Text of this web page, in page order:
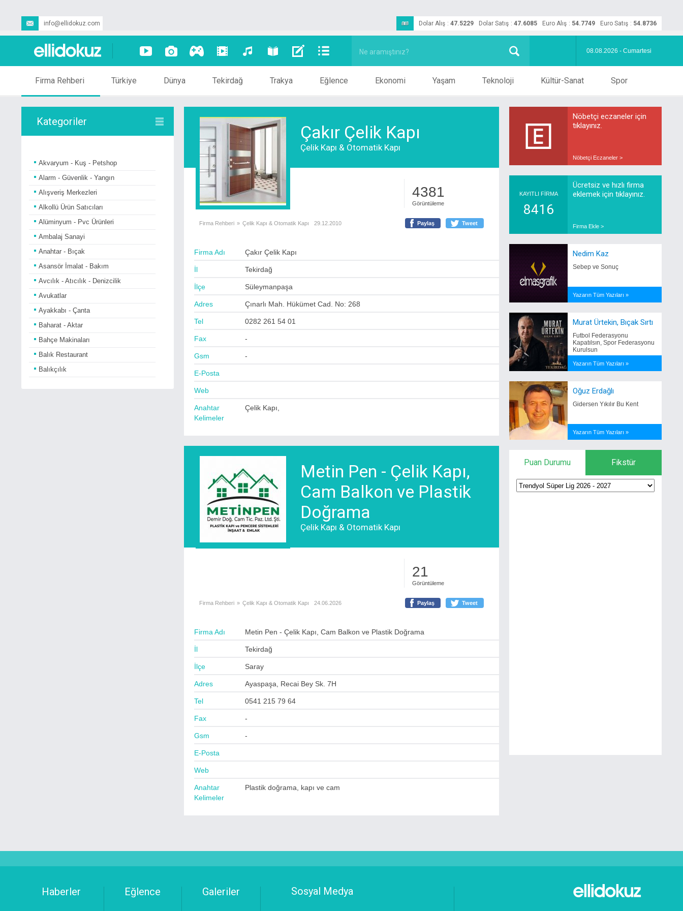
info@ellidokuz.com Dolar Alış : 47.5229 Dolar Satış : 47.6085 Euro Alış : 54.7749 Euro Satış : 54.8736
08.08.2026 - Cumartesi
Firma Rehberi Türkiye Dünya Tekirdağ Trakya Eğlence Ekonomi Yaşam Teknoloji Kültür-Sanat Spor
Kategoriler
Akvaryum - Kuş - Petshop
Alarm - Güvenlik - Yangın
Alışveriş Merkezleri
Alkollü Ürün Satıcıları
Alüminyum - Pvc Ürünleri
Ambalaj Sanayi
Anahtar - Bıçak
Asansör İmalat - Bakım
Avcılık - Atıcılık - Denizcilik
Avukatlar
Ayakkabı - Çanta
Baharat - Aktar
Bahçe Makinaları
Balık Restaurant
Balıkçılık
Çakır Çelik Kapı
Çelik Kapı & Otomatik Kapı
4381
Görüntüleme
Firma Rehberi » Çelik Kapı & Otomatik Kapı 29.12.2010 Paylaş Tweet
Firma Adı Çakır Çelik Kapı
İl Tekirdağ
İlçe Süleymanpaşa
Adres Çınarlı Mah. Hükümet Cad. No: 268
Tel 0282 261 54 01
Fax -
Gsm -
E-Posta
Web
Anahtar
Kelimeler
Çelik Kapı,
Metin Pen - Çelik Kapı,
Cam Balkon ve Plastik
Doğrama
Çelik Kapı & Otomatik Kapı
21
Görüntüleme
Firma Rehberi » Çelik Kapı & Otomatik Kapı 24.06.2026 Paylaş Tweet
Firma Adı Metin Pen - Çelik Kapı, Cam Balkon ve Plastik Doğrama
İl Tekirdağ
İlçe Saray
Adres Ayaspaşa, Recai Bey Sk. 7H
Tel 0541 215 79 64
Fax -
Gsm -
E-Posta
Web
Anahtar
Kelimeler
Plastik doğrama, kapı ve cam
Nöbetçi eczaneler için
tıklayınız.
Nöbetçi Eczaneler >
KAYITLI FİRMA
8416
Ücretsiz ve hızlı firma
eklemek için tıklayınız.
Firma Ekle >
Nedim Kaz
Sebep ve Sonuç
Yazarın Tüm Yazıları »
Murat Ürtekin, Bıçak Sırtı
Futbol Federasyonu
Kapatılsın, Spor Federasyonu
Kurulsun
Yazarın Tüm Yazıları »
Oğuz Erdağlı
Gidersen Yıkılır Bu Kent
Yazarın Tüm Yazıları »
Puan Durumu Fikstür
Haberler Eğlence Galeriler Sosyal Medya